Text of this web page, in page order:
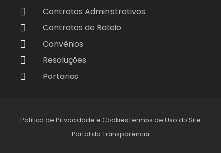
Contratos Administrativos
Contratos de Rateio
Convênios
Resoluções
Portarias
Política de Privacidade e CookiesTermos de Uso do Site
Portal da Transparência